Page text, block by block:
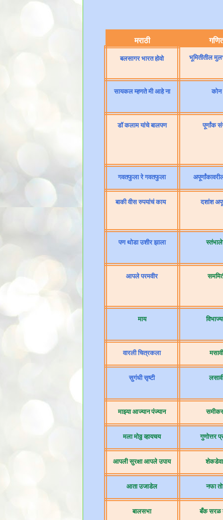
मराठी
बलसागर भारत होवो भूमितीतील
सायकल म्हणते मी आहे ना कोन
डॉ कलाम यांचे बालपण पूर्णांक
गवतफुला रे गवतफुला
बाकी वीस रुपयांचं काय दशांश
पण थोडा उशीर झाला
आपले परमवीर
माय
वारली चित्रकला मसावी
सुगंधी सृष्टी
माझ्या आज्यान पंज्यान
मला मोठ्ठ व्हायचय गुणोत्तर
आपली सुरक्षा आपले उपाय
आता उजाडेल नफा
बालसभा बँक सरळ